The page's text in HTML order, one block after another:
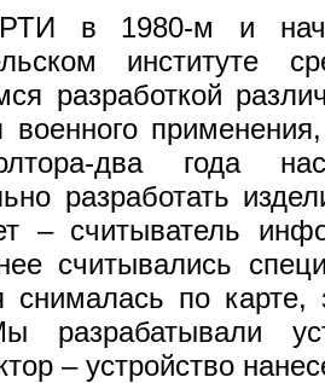
в 1980-м и
институте
разработкой
два года
разработать
– считыватель
считывались
снималась по карте,
разрабатывали
– устройство